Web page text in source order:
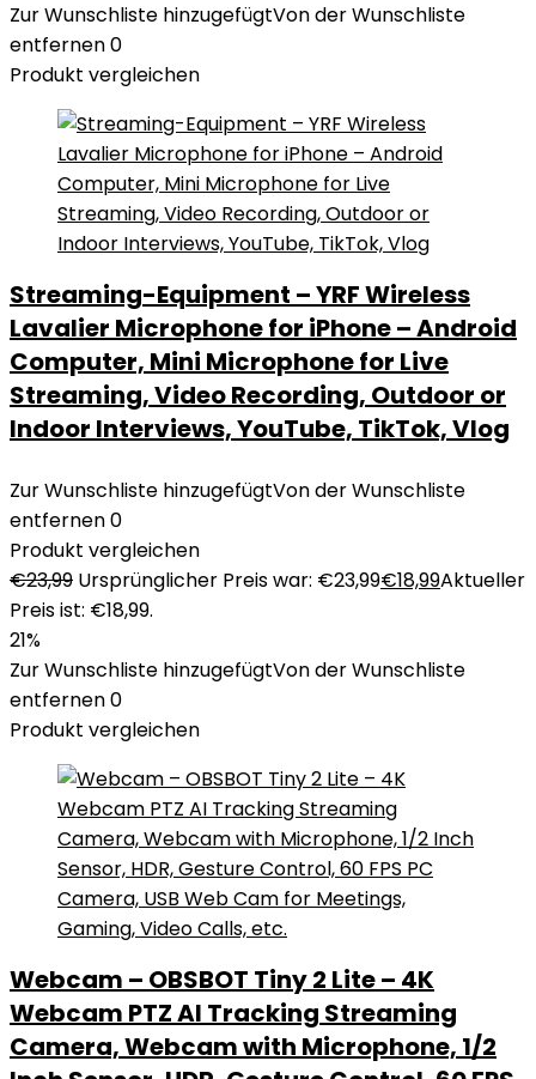
Zur Wunschliste hinzugefügtVon der Wunschliste
entfernen0
Produkt vergleichen
Streaming-Equipment – YRF Wireless
Lavalier Microphone for iPhone – Android
Computer, Mini Microphone for Live
Streaming, Video Recording, Outdoor or
Indoor Interviews, YouTube, TikTok, Vlog
Zur Wunschliste hinzugefügtVon der Wunschliste
entfernen0
Produkt vergleichen
€23,99 Ursprünglicher Preis war: €23,99€18,99Aktueller
Preis ist: €18,99.
21%
Zur Wunschliste hinzugefügtVon der Wunschliste
entfernen0
Produkt vergleichen
Webcam – OBSBOT Tiny 2 Lite – 4K
Webcam PTZ AI Tracking Streaming
Camera, Webcam with Microphone, 1/2